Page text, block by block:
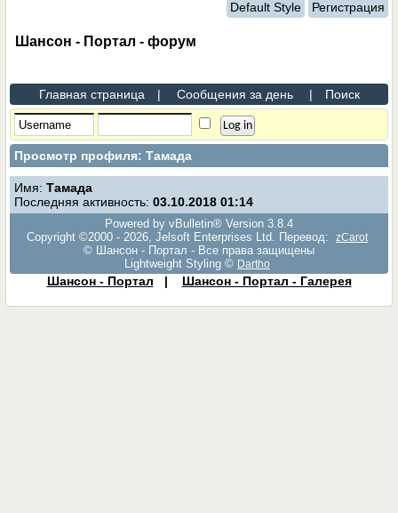
Default Style Регистрация
Шансон - Портал - форум
Главная страница | Сообщения за день | Поиск
Просмотр профиля: Тамада
Имя:Тамада
Последняя активность: 03.10.201801:14
Powered by vBulletin® Version 3.8.4
Copyright ©2000 - 2026, Jelsoft Enterprises Ltd. Перевод:
zCarot
© Шансон - Портал - Все права защищены
Lightweight Styling © Dartho
Шансон - Портал | Шансон - Портал - Галерея